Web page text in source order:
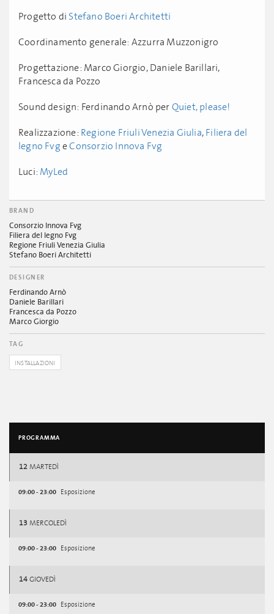
Progetto di Stefano Boeri Architetti
Coordinamento generale: Azzurra Muzzonigro
Progettazione: Marco Giorgio, Daniele Barillari,
Francesca da Pozzo
Sound design: Ferdinando Arnò per Quiet, please!
Realizzazione: Regione Friuli Venezia Giulia, Filiera del
legno Fvg eConsorzio Innova Fvg
Luci: MyLed
BRAND
Consorzio Innova Fvg
Filiera del legno Fvg
Regione Friuli Venezia Giulia
Stefano Boeri Architetti
DESIGNER
Ferdinando Arnò
Daniele Barillari
Francesca da Pozzo
Marco Giorgio
TAG
INSTALLAZIONI
PROGRAMMA
12 MARTEDÌ
09:00 - 23:00 Esposizione
13 MERCOLEDÌ
09:00 - 23:00 Esposizione
14 GIOVEDÌ
09:00 - 23:00 Esposizione